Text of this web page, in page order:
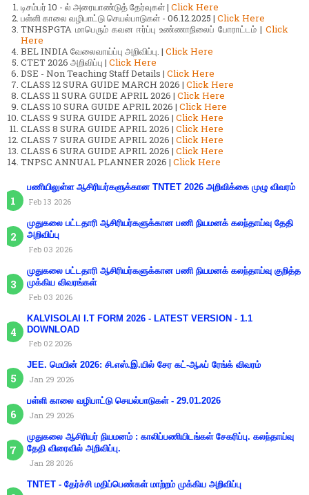
டிசம்பர் 10 - ல் அரையாண்டுத் தேர்வுகள் | Click Here
பள்ளி காலை வழிபாட்டு செயல்பாடுகள் - 06.12.2025 | Click Here
TNHSPGTA மாபெரும் கவன ஈர்ப்பு உண்ணாநிலைப் போராட்டம் | Click
Here
BEL INDIA வேலைவாய்ப்பு அறிவிப்பு. | Click Here
CTET 2026 அறிவிப்பு | Click Here
DSE - Non Teaching Staff Details | Click Here
CLASS 12 SURA GUIDE MARCH 2026 | Click Here
CLASS 11 SURA GUIDE APRIL 2026 | Click Here
CLASS 10 SURA GUIDE APRIL 2026 | Click Here
CLASS 9 SURA GUIDE APRIL 2026 | Click Here
CLASS 8 SURA GUIDE APRIL 2026 | Click Here
CLASS 7 SURA GUIDE APRIL 2026 | Click Here
CLASS 6 SURA GUIDE APRIL 2026 | Click Here
TNPSC ANNUAL PLANNER 2026 | Click Here
பணியிலுள்ள ஆசிரியர்களுக்கான TNTET 2026 அறிவிக்கை முழு விவரம்
Feb 13 2026
முதுகலை பட்டதாரி ஆசிரியர்களுக்கான பணி நியமனக் கலந்தாய்வு தேதி
அறிவிப்பு
Feb 03 2026
முதுகலை பட்டதாரி ஆசிரியர்களுக்கான பணி நியமனக் கலந்தாய்வு குறித்த
முக்கிய விவரங்கள்
Feb 03 2026
KALVISOLAI I.T FORM 2026 - LATEST VERSION - 1.1
DOWNLOAD
Feb 02 2026
JEE. மெயின் 2026: சி.எஸ்.இ.யில் சேர கட்-ஆஃப் ரேங்க் விவரம்
Jan 29 2026
பள்ளி காலை வழிபாட்டு செயல்பாடுகள் - 29.01.2026
Jan 29 2026
முதுகலை ஆசிரியர் நியமனம் : காலிப்பணியிடங்கள் சேகரிப்பு. கலந்தாய்வு
தேதி விரைவில் அறிவிப்பு.
Jan 28 2026
TNTET - தேர்ச்சி மதிப்பெண்கள் மாற்றம் முக்கிய அறிவிப்பு